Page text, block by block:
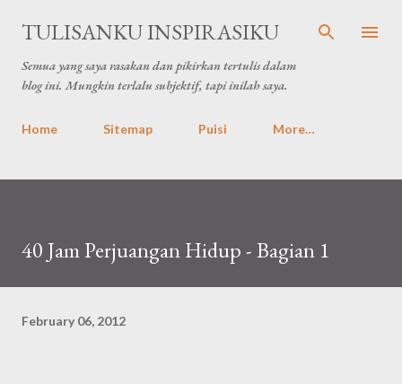
Skip to main content
TULISANKU INSPIRASIKU
Semua yang saya rasakan dan pikirkan tertulis dalam
blog ini. Mungkin terlalu subjektif, tapi inilah saya.
Home Sitemap Puisi More…
40 Jam Perjuangan Hidup - Bagian 1
February 06, 2012